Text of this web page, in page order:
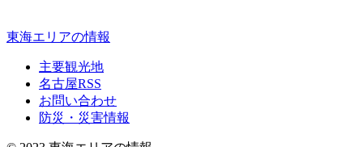
東海エリアの情報
主要観光地
名古屋RSS
お問い合わせ
防災・災害情報